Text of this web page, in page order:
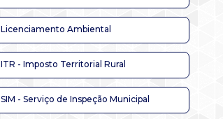
Licenciamento Ambiental
ITR - Imposto Territorial Rural
SIM - Serviço de Inspeção Municipal